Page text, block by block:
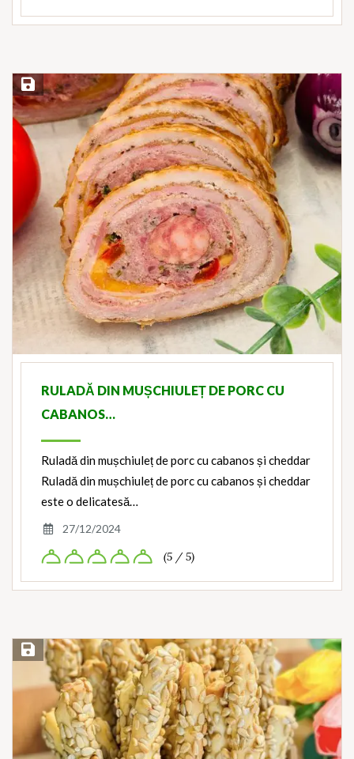
Save Recipe
RULADĂ DIN MUȘCHIULEȚ DE PORC CU
CABANOS…
Ruladă din mușchiuleț de porc cu cabanos și cheddar
Ruladă din mușchiuleț de porc cu cabanos și cheddar
este o delicatesă…
27/12/2024
(5 / 5)
Save Recipe